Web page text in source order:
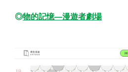
◎物的記憶—漫遊者劇場